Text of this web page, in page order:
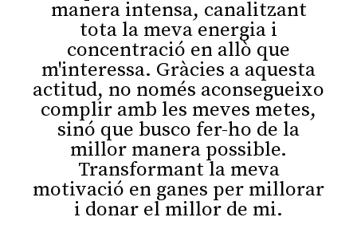
manera intensa, canalitzant
tota la meva energia i
concentració en allò que
m'interessa. Gràcies a aquesta
actitud, no només aconsegueixo
complir amb les meves metes,
sinó que busco fer-ho de la
millor manera possible.
Transformant la meva
motivació en ganes per millorar
i donar el millor de mi.